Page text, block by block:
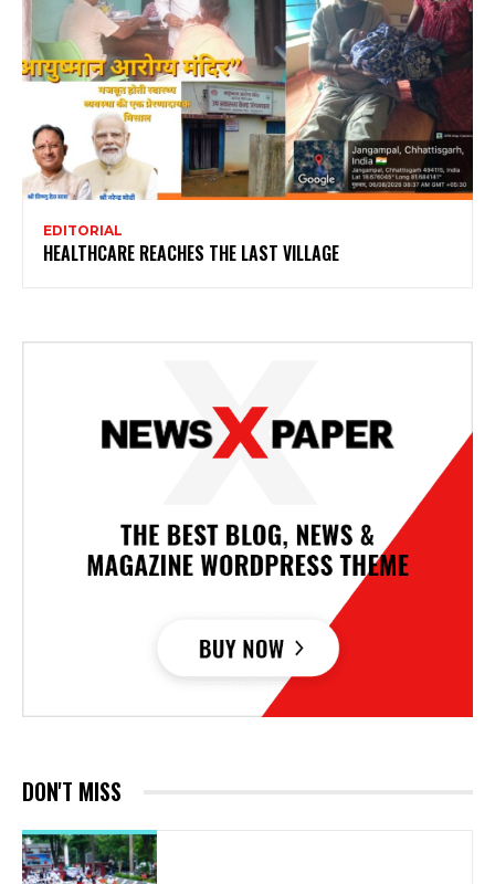
EDITORIAL
HEALTHCARE REACHES THE LAST VILLAGE
DON'T MISS